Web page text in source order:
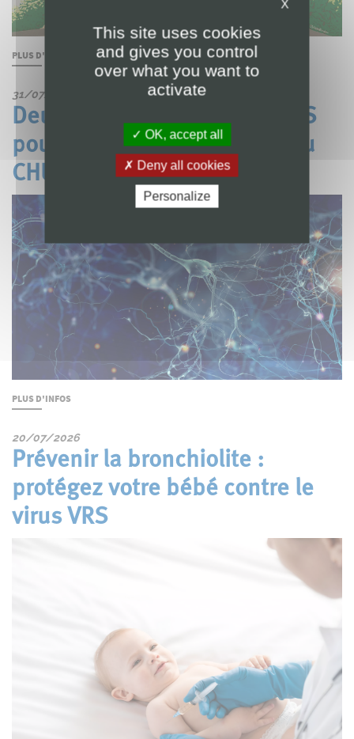
PLUS D'INFOS
31/07/2026
Deux nouvelles bourses FNRS
pour soutenir la recherche au
CHU UCL Namur
PLUS D'INFOS
20/07/2026
Prévenir la bronchiolite :
protégez votre bébé contre le
virus VRS
X
This site uses cookies
and gives you control
over what you want to
activate
OK, accept all
Deny all cookies
Personalize